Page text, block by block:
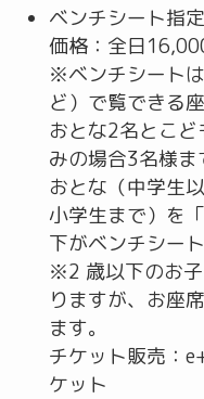
ベンチシート指
価格：全日
※ベンチシート
ど）で覧できる
おとな2名とこ
みの場合3名様
おとな（中学生
小学生まで）を
下がベンチシー
※2 歳以下のお
りますが、お座
ます。
チケット販売：
ケット